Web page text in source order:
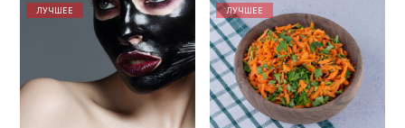
ЛУЧШЕЕ ЛУЧШЕЕ